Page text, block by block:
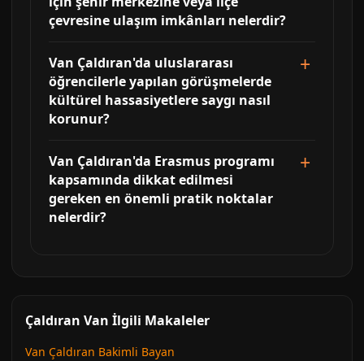
çevresine ulaşım imkânları nelerdir?
Van Çaldıran'da uluslararası
öğrencilerle yapılan görüşmelerde
kültürel hassasiyetlere saygı nasıl
korunur?
Van Çaldıran'da Erasmus programı
kapsamında dikkat edilmesi
gereken en önemli pratik noktalar
nelerdir?
Çaldıran Van İlgili Makaleler
Van Çaldıran Bakimli Bayan